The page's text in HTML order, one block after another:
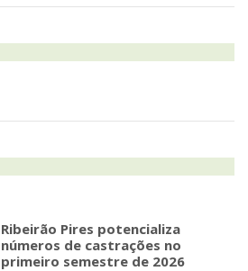
Ribeirão Pires potencializa
números de castrações no
primeiro semestre de 2026